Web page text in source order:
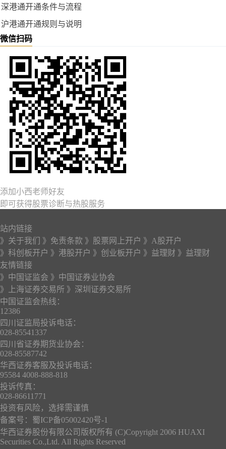
深港通开通条件与流程
沪港通开通规则与说明
微信扫码
添加小西老师好友
即可获得股票诊断与热股服务
站内链接
》关于我们
》免责条款 》股票网上开户 》A股开户
》科创板开户 》港股开户 》创业板开户 》益理财 》益理财
友情链接
》中国证监会 》中国证券业协会
》上海证券交易所 》深圳证券交易所
中国证监会热线：
12386
四川证监局投诉电话：
028-85541337
四川省证券期货业协会：
028-85587742
华西证券客服及投诉电话：
95584 4008-888-818
投诉传真：
028-86611771
投资有风险，选择需谨慎
备案号： 蜀ICP备05002420号-1
华西证券股份有限公司版权所有 (C)Copyright 2006 HUAXI
Securities Co.,Ltd. All Rights Reserved